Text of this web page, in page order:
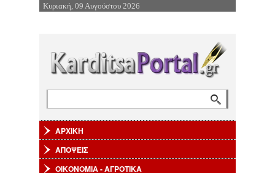
Επιστροφή στην Πλοήγηση
Κυριακή, 09 Αυγούστου 2026
ΑΡΧΙΚΗ
ΑΠΟΨΕΙΣ
ΟΙΚΟΝΟΜΙΑ - ΑΓΡΟΤΙΚΑ